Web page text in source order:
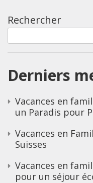
Rechercher
Derniers
Vacances en
un Paradis pour
Vacances en
Suisses
Vacances en
pour un séjour